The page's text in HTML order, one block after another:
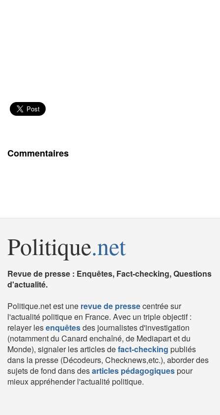
Commentaires
Politique.net
Revue de presse : Enquêtes, Fact-checking, Questions
d'actualité.
Politique.net est une revue de pressecentrée sur
l'actualité politique en France. Avec un triple objectif :
relayer lesenquêtesdes journalistes d'investigation
(notamment du Canard enchaîné, de Mediapart et du
Monde), signaler les articles defact-checking publiés
dans la presse (Décodeurs, Checknews,etc.), aborder des
sujets de fond dans desarticles pédagogiquespour
mieux appréhender l'actualité politique.